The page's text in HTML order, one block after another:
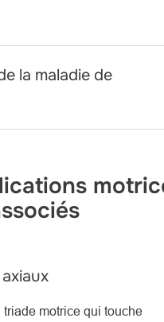
la maladie de
motrice qui touche